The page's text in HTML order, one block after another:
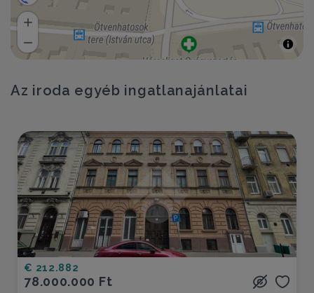
Az iroda egyéb ingatlanajánlatai
€ 212.882
78.000.000 Ft